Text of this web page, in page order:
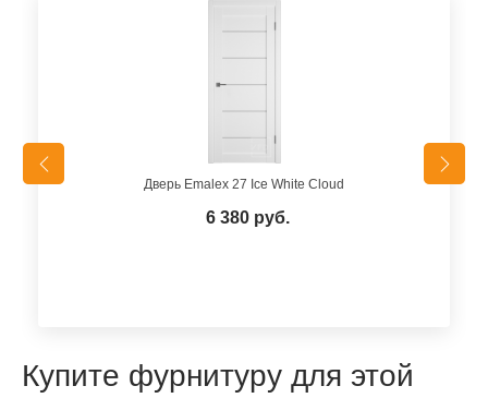
Дверь Emalex 27 Ice White Cloud
6 380 руб.
Купите фурнитуру для этой